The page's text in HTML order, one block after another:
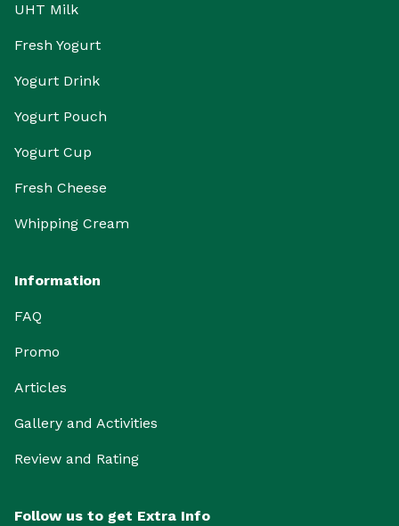
UHT Milk
Fresh Yogurt
Yogurt Drink
Yogurt Pouch
Yogurt Cup
Fresh Cheese
Whipping Cream
Information
FAQ
Promo
Articles
Gallery and Activities
Review and Rating
Follow us to get Extra Info